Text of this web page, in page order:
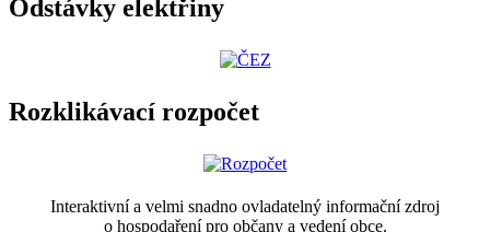
Odstávky elektřiny
Rozklikávací rozpočet
Interaktivní a velmi snadno ovladatelný informační zdroj
o hospodaření pro občany a vedení obce.